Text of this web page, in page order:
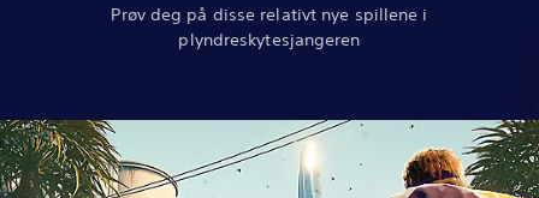
Prøv deg på disse relativt nye spillene i
plyndreskytesjangeren